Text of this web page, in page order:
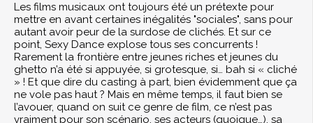
Les films musicaux ont toujours été un prétexte pour
mettre en avant certaines inégalités "sociales", sans pour
autant avoir peur de la surdose de clichés. Et sur ce
point, Sexy Dance explose tous ses concurrents !
Rarement la frontière entre jeunes riches et jeunes du
ghetto n’a été si appuyée, si grotesque, si… bah si « cliché
» ! Et que dire du casting à part, bien évidemment que ça
ne vole pas haut ? Mais en même temps, il faut bien se
l’avouer, quand on suit ce genre de film, ce n’est pas
vraiment pour son scénario, ses acteurs (quoique…), sa